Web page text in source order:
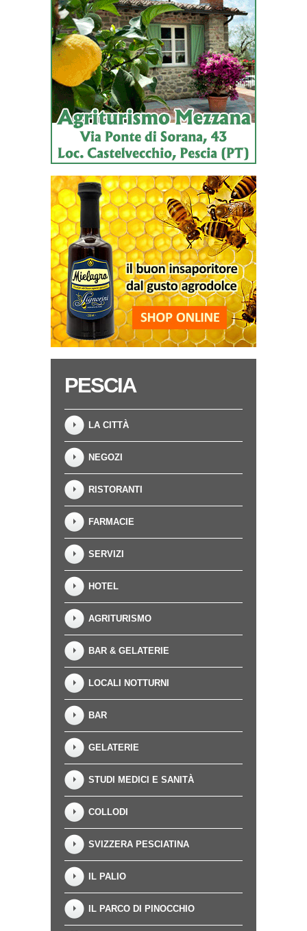
PESCIA
LA CITTÀ
NEGOZI
RISTORANTI
FARMACIE
SERVIZI
HOTEL
AGRITURISMO
BAR & GELATERIE
LOCALI NOTTURNI
BAR
GELATERIE
STUDI MEDICI E SANITÀ
COLLODI
SVIZZERA PESCIATINA
IL PALIO
IL PARCO DI PINOCCHIO